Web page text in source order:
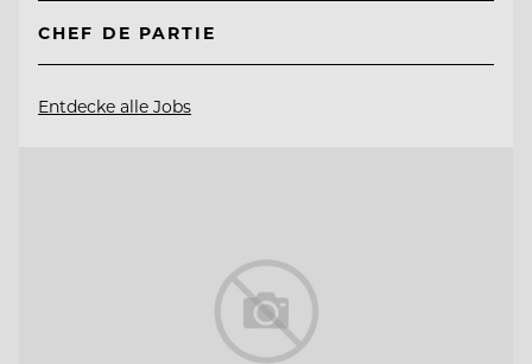
CHEF DE PARTIE
Entdecke alle Jobs